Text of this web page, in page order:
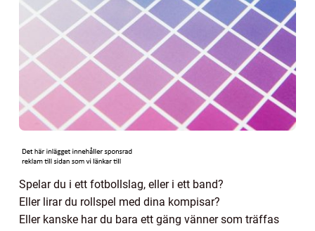
Spelar du i ett fotbollslag, eller i ett band?
Eller lirar du rollspel med dina kompisar?
Eller kanske har du bara ett gäng vänner som träffas